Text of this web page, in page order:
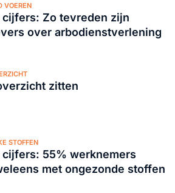
VOEREN
cijfers: Zo tevreden zijn
over arbodienstverlening
zitten
STOFFEN
cijfers: 55% werknemers
met ongezonde stoffen